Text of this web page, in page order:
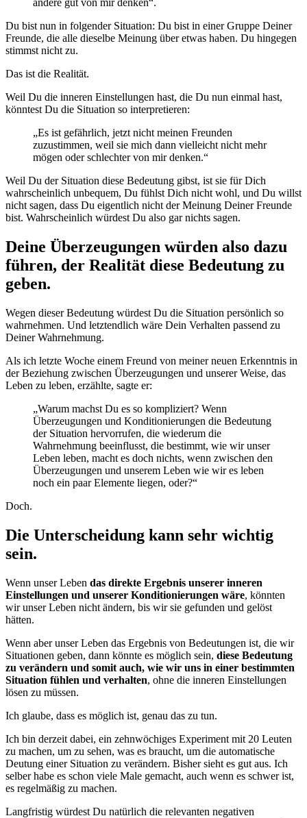
andere gut von mir denken“.
Du bist nun in folgender Situation: Du bist in einer Gruppe Deiner
Freunde, die alle dieselbe Meinung über etwas haben. Du hingegen
stimmst nicht zu.
Das ist die Realität.
Weil Du die inneren Einstellungen hast, die Du nun einmal hast,
könntest Du die Situation so interpretieren:
„Es ist gefährlich, jetzt nicht meinen Freunden
zuzustimmen, weil sie mich dann vielleicht nicht mehr
mögen oder schlechter von mir denken.“
Weil Du der Situation diese Bedeutung gibst, ist sie für Dich
wahrscheinlich unbequem, Du fühlst Dich nicht wohl, und Du willst
nicht sagen, dass Du eigentlich nicht der Meinung Deiner Freunde
bist. Wahrscheinlich würdest Du also gar nichts sagen.
Deine Überzeugungen würden also dazu
führen, der Realität diese Bedeutung zu
geben.
Wegen dieser Bedeutung würdest Du die Situation persönlich so
wahrnehmen. Und letztendlich wäre Dein Verhalten passend zu
Deiner Wahrnehmung.
Als ich letzte Woche einem Freund von meiner neuen Erkenntnis in
der Beziehung zwischen Überzeugungen und unserer Weise, das
Leben zu leben, erzählte, sagte er:
„Warum machst Du es so kompliziert? Wenn
Überzeugungen und Konditionierungen die Bedeutung
der Situation hervorrufen, die wiederum die
Wahrnehmung beeinflusst, die bestimmt, wie wir unser
Leben leben, macht es doch nichts, wenn zwischen den
Überzeugungen und unserem Leben wie wir es leben
noch ein paar Elemente liegen, oder?“
Doch.
Die Unterscheidung kann sehr wichtig
sein.
Wenn unser Leben das direkte Ergebnis unserer inneren
Einstellungen und unserer Konditionierungen wäre, könnten
wir unser Leben nicht ändern, bis wir sie gefunden und gelöst
hätten.
Wenn aber unser Leben das Ergebnis von Bedeutungen ist, die wir
Situationen geben, dann könnte es möglich sein, diese Bedeutung
zu verändern und somit auch, wie wir uns in einer bestimmten
Situation fühlen und verhalten, ohne die inneren Einstellungen
lösen zu müssen.
Ich glaube, dass es möglich ist, genau das zu tun.
Ich bin derzeit dabei, ein zehnwöchiges Experiment mit 20 Leuten
zu machen, um zu sehen, was es braucht, um die automatische
Deutung einer Situation zu verändern. Bisher sieht es gut aus. Ich
selber habe es schon viele Male gemacht, auch wenn es schwer ist,
es regelmäßig zu machen.
Langfristig würdest Du natürlich die relevanten negativen